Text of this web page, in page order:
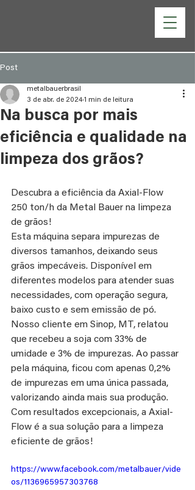
Post
Na busca por mais
eficiência e qualidade na
limpeza dos grãos?
metalbauerbrasil
3 de abr. de 2024 1 min de leitura
Descubra a eficiência da Axial-Flow
250 ton/h da Metal Bauer na limpeza
de grãos!
Esta máquina separa impurezas de
diversos tamanhos, deixando seus
grãos impecáveis. Disponível em
diferentes modelos para atender suas
necessidades, com operação segura,
baixo custo e sem emissão de pó.
Nosso cliente em Sinop, MT, relatou
que recebeu a soja com 33% de
umidade e 3% de impurezas. Ao passar
pela máquina, ficou com apenas 0,2%
de impurezas em uma única passada,
valorizando ainda mais sua produção.
﻿Com resultados excepcionais, a Axial-
Flow é a sua solução para a limpeza
eficiente de grãos!
https://www.facebook.com/metalbauer/vide
os/1136965957303768